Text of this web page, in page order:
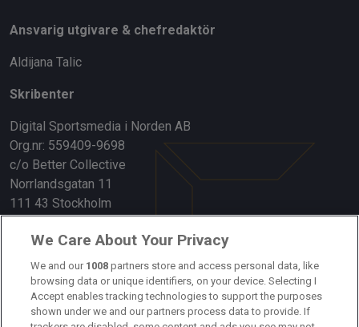
Ansvarig utgivare & chefredaktör
Aldijana Talic
Skribenter
Digital Sportsmedia i Norden AB
Org.nr: 559409-9698
c/o Better Collective
Norrlandsgatan 11
111 43 Stockholm
Länkar
Om oss
Kontakta oss
We Care About Your Privacy
We and our 1008 partners store and access personal data, like
browsing data or unique identifiers, on your device. Selecting I
Accept enables tracking technologies to support the purposes
shown under we and our partners process data to provide. If